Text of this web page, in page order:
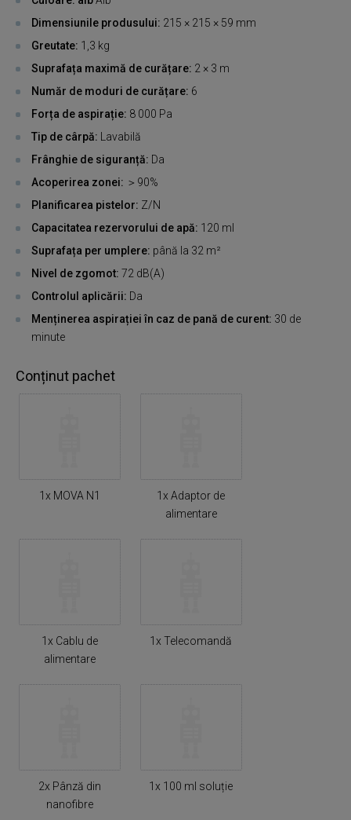
Dimensiunile produsului: 215 × 215 × 59 mm
Greutate: 1,3 kg
Suprafața maximă de curățare: 2 × 3 m
Număr de moduri de curățare: 6
Forța de aspirație: 8 000 Pa
Tip de cârpă: Lavabilă
Frânghie de siguranță: Da
Acoperirea zonei: ＞90%
Planificarea pistelor: Z/N
Capacitatea rezervorului de apă: 120 ml
Suprafața per umplere: până la 32 m²
Nivel de zgomot: 72 dB(A)
Controlul aplicării: Da
Menținerea aspirației în caz de pană de curent: 30 de
minute
Conținut pachet
1x MOVA N1
1x Adaptor de
alimentare
1x Cablu de
alimentare
1x Telecomandă
2x Pânză din
nanofibre
1x 100 ml soluție